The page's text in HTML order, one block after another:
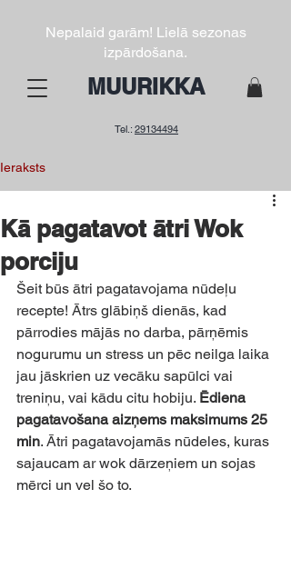
Tel.: 29134494
MUURIKKA
Nepalaid garām! Lielā sezonas
izpārdošana.
Ieraksts
Kā pagatavot ātri Wok
porciju
Šeit būs ātri pagatavojama nūdeļu
recepte! Ātrs glābiņš dienās, kad
pārrodies mājās no darba, pārņēmis
nogurumu un stress un pēc neilga laika
jau jāskrien uz vecāku sapūlci vai
treniņu, vai kādu citu hobiju. Ēdiena
pagatavošana aizņems maksimums 25
min. Ātri pagatavojamās nūdeles, kuras
sajaucam ar wok dārzeņiem un sojas
mērci un vel šo to.